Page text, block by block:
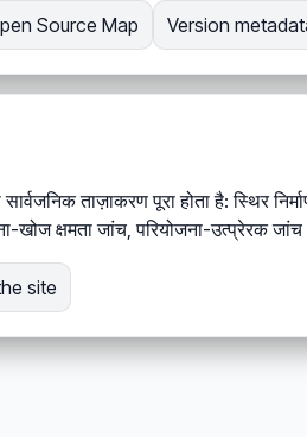
Source Map Version
ताज़ाकरण पूरा होता है: स्थिर
खोज क्षमता जांच, परियोजना-उत्प्रेरक
site